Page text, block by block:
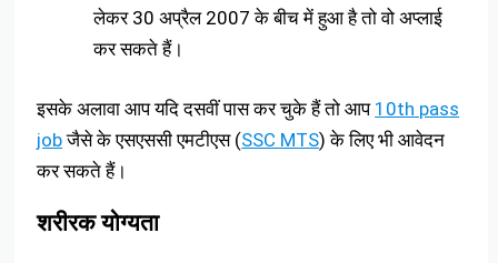
लेकर 30 अप्रैल 2007 के बीच में हुआ है तो वो अप्लाई
कर सकते हैं।
इसके अलावा आप यदि दसवीं पास कर चुके हैं तो आप 10th pass
jobजैसे के एसएससी एमटीएस (SSC MTS) के लिए भी आवेदन
कर सकते हैं।
शरीरक योग्यता